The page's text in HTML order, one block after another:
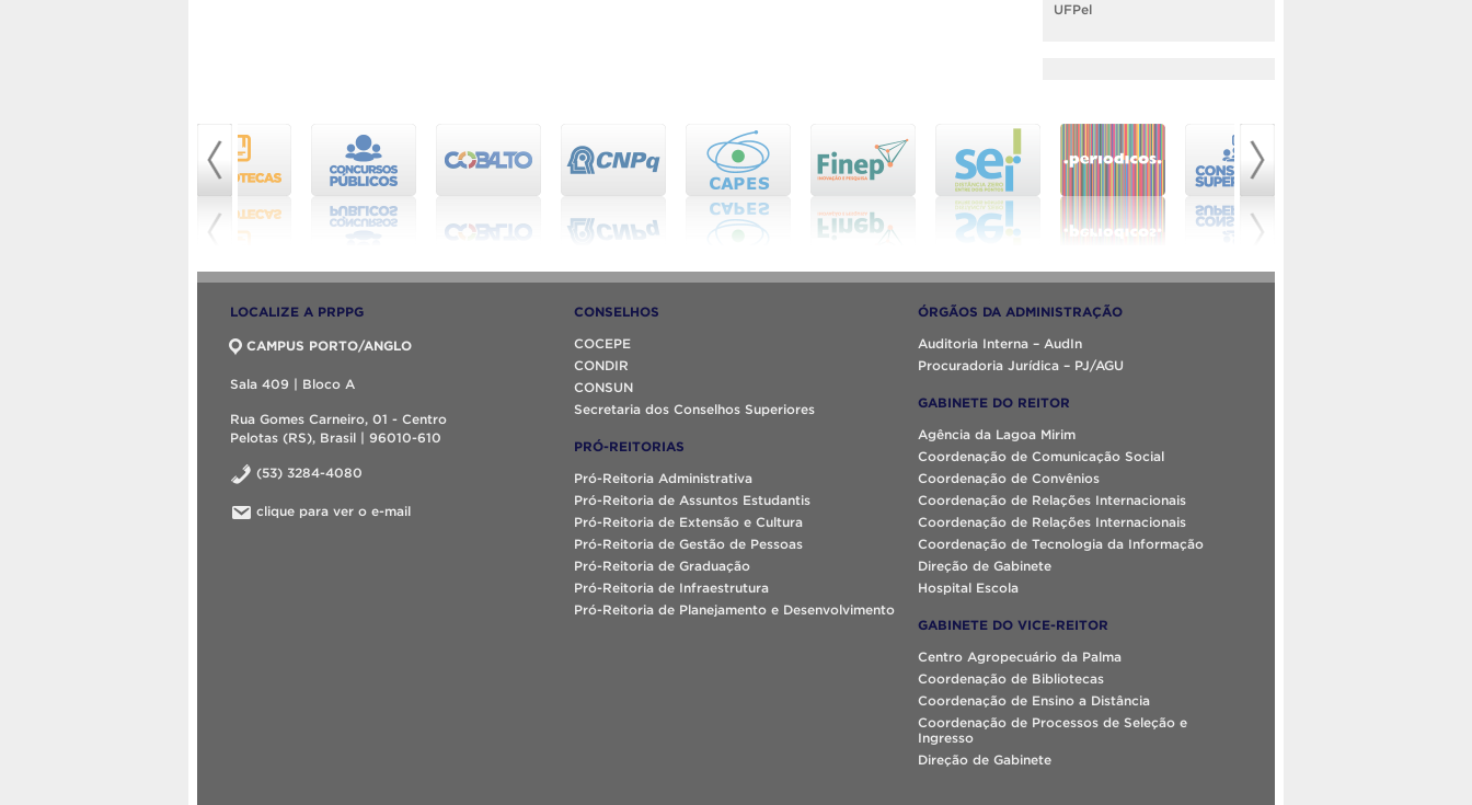
UFPel
LOCALIZE A PRPPG
CAMPUS PORTO/ANGLO
Sala 409 | Bloco A
Rua Gomes Carneiro, 01 - Centro
Pelotas (RS), Brasil | 96010-610
(53) 3284-4080
clique para ver o e-mail
CONSELHOS
COCEPE
CONDIR
CONSUN
Secretaria dos Conselhos Superiores
PRÓ-REITORIAS
Pró-Reitoria Administrativa
Pró-Reitoria de Assuntos Estudantis
Pró-Reitoria de Extensão e Cultura
Pró-Reitoria de Gestão de Pessoas
Pró-Reitoria de Graduação
Pró-Reitoria de Infraestrutura
Pró-Reitoria de Planejamento e Desenvolvimento
ÓRGÃOS DA ADMINISTRAÇÃO
Auditoria Interna – AudIn
Procuradoria Jurídica – PJ/AGU
GABINETE DO REITOR
Agência da Lagoa Mirim
Coordenação de Comunicação Social
Coordenação de Convênios
Coordenação de Relações Internacionais
Coordenação de Relações Internacionais
Coordenação de Tecnologia da Informação
Direção de Gabinete
Hospital Escola
GABINETE DO VICE-REITOR
Centro Agropecuário da Palma
Coordenação de Bibliotecas
Coordenação de Ensino a Distância
Coordenação de Processos de Seleção e
Ingresso
Direção de Gabinete